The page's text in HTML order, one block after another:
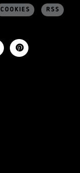
COOKIES RSS